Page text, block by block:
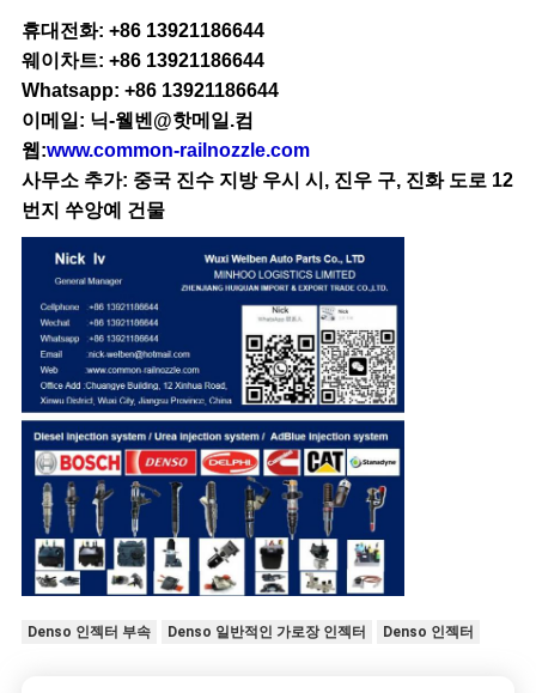
휴대전화: +86 13921186644
웨이차트: +86 13921186644
Whatsapp: +86 13921186644
이메일: 닉-웰벤@핫메일.컴
웹:www.common-railnozzle.com
사무소 추가: 중국 진수 지방 우시 시, 진우 구, 진화 도로 12
번지 쑤앙예 건물
Denso 인젝터 부속 Denso 일반적인 가로장 인젝터 Denso 인젝터